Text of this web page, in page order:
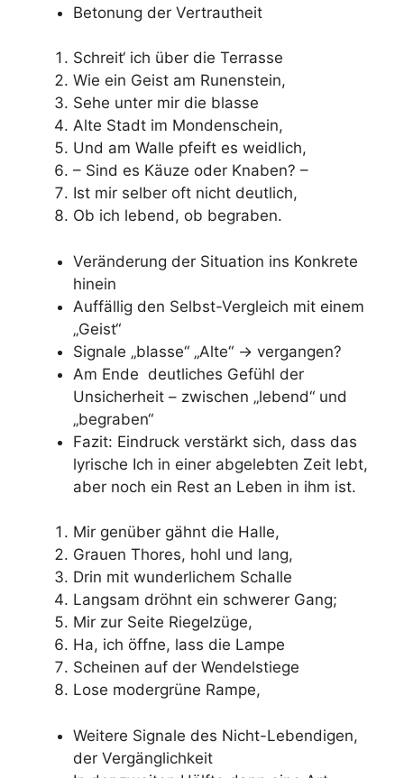
Betonung der Vertrautheit
Schreit‘ ich über die Terrasse
Wie ein Geist am Runenstein,
Sehe unter mir die blasse
Alte Stadt im Mondenschein,
Und am Walle pfeift es weidlich,
– Sind es Käuze oder Knaben? –
Ist mir selber oft nicht deutlich,
Ob ich lebend, ob begraben.
Veränderung der Situation ins Konkrete
hinein
Auffällig den Selbst-Vergleich mit einem
„Geist“
Signale „blasse“ „Alte“ -> vergangen?
Am Ende deutliches Gefühl der
Unsicherheit – zwischen „lebend“ und
„begraben“
Fazit: Eindruck verstärkt sich, dass das
lyrische Ich in einer abgelebten Zeit lebt,
aber noch ein Rest an Leben in ihm ist.
Mir genüber gähnt die Halle,
Grauen Thores, hohl und lang,
Drin mit wunderlichem Schalle
Langsam dröhnt ein schwerer Gang;
Mir zur Seite Riegelzüge,
Ha, ich öffne, lass die Lampe
Scheinen auf der Wendelstiege
Lose modergrüne Rampe,
Weitere Signale des Nicht-Lebendigen,
der Vergänglichkeit